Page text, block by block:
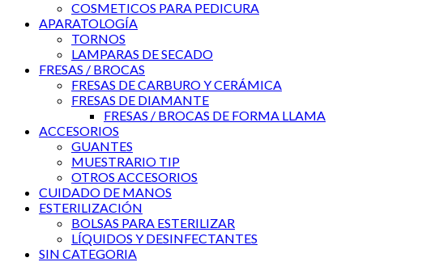
COSMETICOS PARA PEDICURA
APARATOLOGÍA
TORNOS
LAMPARAS DE SECADO
FRESAS / BROCAS
FRESAS DE CARBURO Y CERÁMICA
FRESAS DE DIAMANTE
FRESAS / BROCAS DE FORMA LLAMA
ACCESORIOS
GUANTES
MUESTRARIO TIP
OTROS ACCESORIOS
CUIDADO DE MANOS
ESTERILIZACIÓN
BOLSAS PARA ESTERILIZAR
LÍQUIDOS Y DESINFECTANTES
SIN CATEGORIA